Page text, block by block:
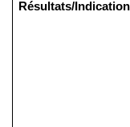
Résultats/